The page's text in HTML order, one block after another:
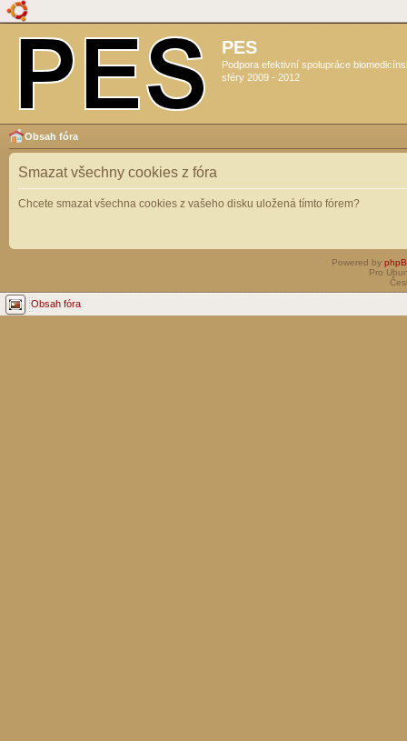
PES
Podpora efektivní spolupráce
sféry 2009 - 2012
Obsah fóra
Smazat všechny cookies z fóra
Chcete smazat všechna cookies z vašeho disku uložená tímto fórem?
Powered by
Pro
Obsah fóra